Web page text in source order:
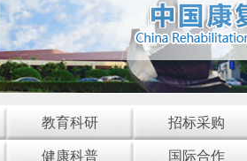
教育科研 招标采购
健康科普 国际合作